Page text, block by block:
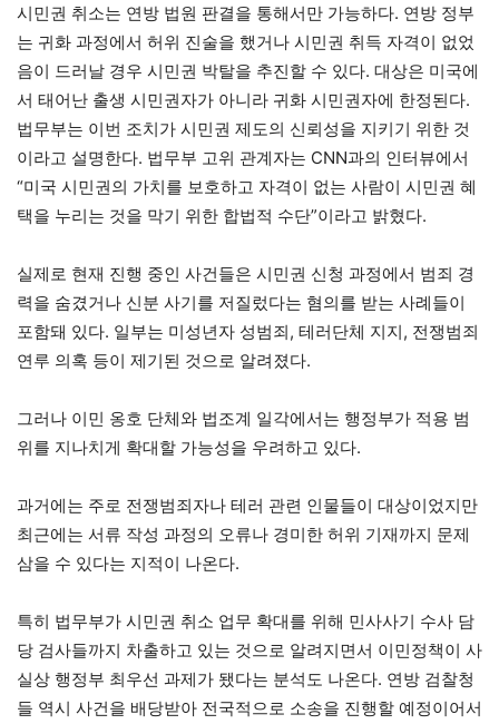
시민권 취소는 연방 법원 판결을 통해서만 가능하다. 연방 정부
는 귀화 과정에서 허위 진술을 했거나 시민권 취득 자격이 없었
음이 드러날 경우 시민권 박탈을 추진할 수 있다. 대상은 미국에
서 태어난 출생 시민권자가 아니라 귀화 시민권자에 한정된다.
법무부는 이번 조치가 시민권 제도의 신뢰성을 지키기 위한 것
이라고 설명한다. 법무부 고위 관계자는 CNN과의 인터뷰에서
“미국 시민권의 가치를 보호하고 자격이 없는 사람이 시민권 혜
택을 누리는 것을 막기 위한 합법적 수단”이라고 밝혔다.
실제로 현재 진행 중인 사건들은 시민권 신청 과정에서 범죄 경
력을 숨겼거나 신분 사기를 저질렀다는 혐의를 받는 사례들이
포함돼 있다. 일부는 미성년자 성범죄, 테러단체 지지, 전쟁범죄
연루 의혹 등이 제기된 것으로 알려졌다.
그러나 이민 옹호 단체와 법조계 일각에서는 행정부가 적용 범
위를 지나치게 확대할 가능성을 우려하고 있다.
과거에는 주로 전쟁범죄자나 테러 관련 인물들이 대상이었지만
최근에는 서류 작성 과정의 오류나 경미한 허위 기재까지 문제
삼을 수 있다는 지적이 나온다.
특히 법무부가 시민권 취소 업무 확대를 위해 민사사기 수사 담
당 검사들까지 차출하고 있는 것으로 알려지면서 이민정책이 사
실상 행정부 최우선 과제가 됐다는 분석도 나온다. 연방 검찰청
들 역시 사건을 배당받아 전국적으로 소송을 진행할 예정이어서